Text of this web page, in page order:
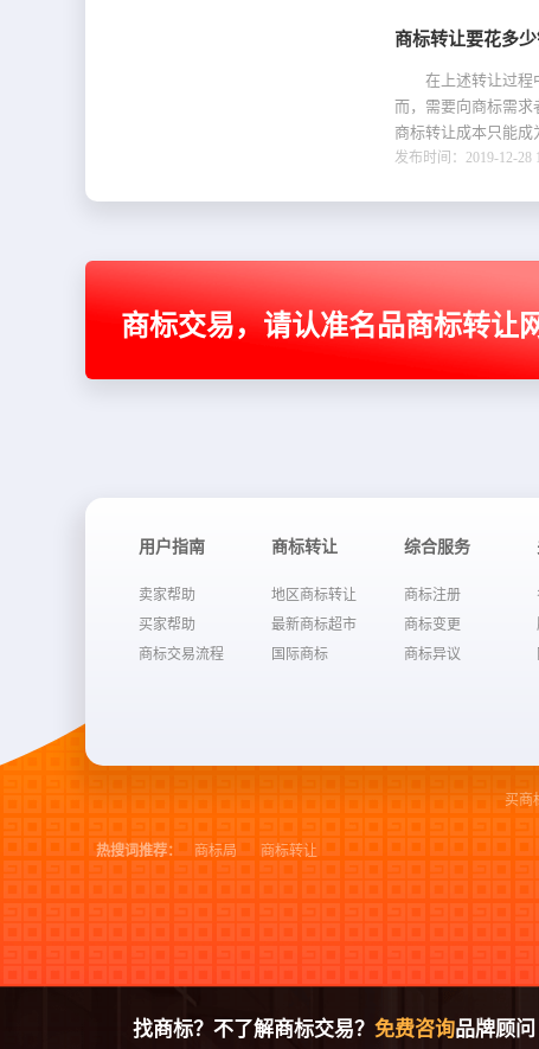
商标转让要花多
在上述转让过程中
而，需要向商标需求
商标转让成本只能成
发布时间：2019-12-28
商标交易，请认准名品商标转让
用户指南
卖家帮助
买家帮助
商标交易流程
商标转让
地区商标转让
最新商标超市
国际商标
综合服务
商标注册
商标变更
商标异议
买商
热搜词推荐： 商标局 商标转让
找商标？不了解商标交易？ 免费咨询品牌顾问